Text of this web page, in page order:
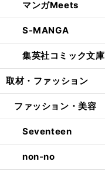
マンガMeets
S-MANGA
集英社コミック文庫
取材・ファッション
ファッション・美容
Seventeen
non-no